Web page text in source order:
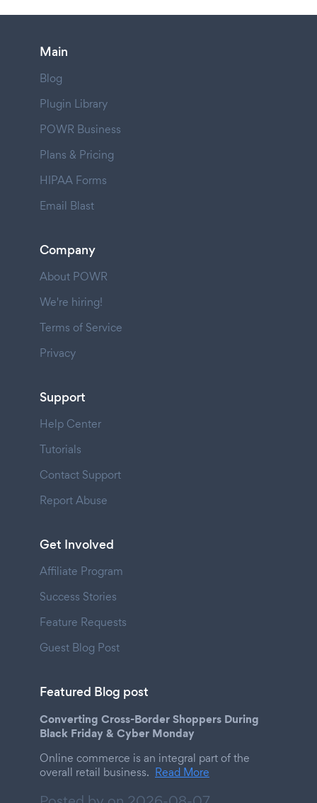
Main
Blog
Plugin Library
POWR Business
Plans & Pricing
HIPAA Forms
Email Blast
Company
About POWR
We're hiring!
Terms of Service
Privacy
Support
Help Center
Tutorials
Contact Support
Report Abuse
Get Involved
Affiliate Program
Success Stories
Feature Requests
Guest Blog Post
Featured Blog post
Converting Cross-Border Shoppers During
Black Friday & Cyber Monday
Online commerce is an integral part of the
overall retail business. Read More